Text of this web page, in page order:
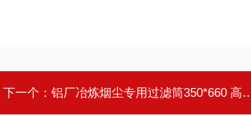
下一个： 铝厂冶炼烟尘专用过滤筒350*660 高效除尘